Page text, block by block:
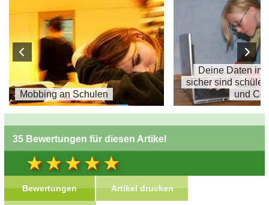
Mobbing an Schulen
Deine Daten im
sicher sind
und
35 Bewertungen für diesen Artikel
Bewertungen Artikel drucken